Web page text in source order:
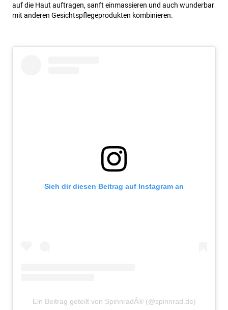
auf die Haut auftragen, sanft einmassieren und auch wunderbar
mit anderen Gesichtspflegeprodukten kombinieren.
Sieh dir diesen Beitrag auf Instagram an
Ein Beitrag geteilt von SpinnradÂ® (@spinnrad.de)